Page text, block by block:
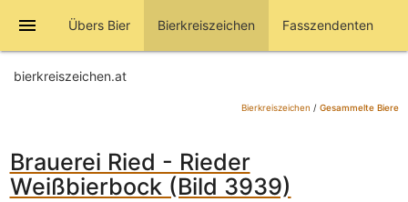
menu Übers Bier Bierkreiszeichen Fasszendenten
bierkreiszeichen.at
Bierkreiszeichen / Gesammelte Biere
Brauerei Ried - Rieder
Weißbierbock (Bild 3939)